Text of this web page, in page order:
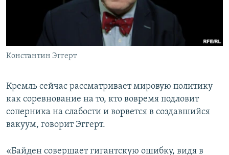
Константин Эггерт
Кремль сейчас рассматривает мировую политику
как соревнование на то, кто вовремя подловит
соперника на слабости и ворвется в создавшийся
вакуум, говорит Эггерт.
«Байден совершает гигантскую ошибку, видя в